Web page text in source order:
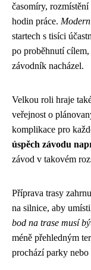
časomíry,
hodin práce.
startech s tisíci
po proběhnutí
závodník nacházel.
Velkou roli hraje
veřejnost o
komplikace pro
úspěch závodu
závod v takovém
Příprava trasy
na silnice, aby
bod na trase musí
méně přehledným
prochází parky